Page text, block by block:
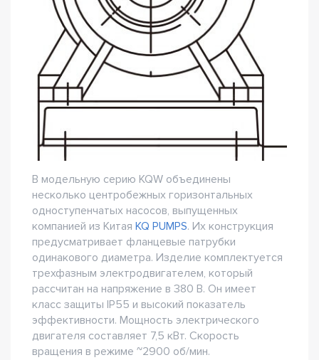
В модельную серию KQW объединены
несколько центробежных горизонтальных
одноступенчатых насосов, выпущенных
компанией из Китая KQ PUMPS. Их конструкция
предусматривает фланцевые патрубки
одинакового диаметра. Изделие комплектуется
трехфазным электродвигателем, который
рассчитан на напряжение в 380 В. Он имеет
класс защиты IP55 и высокий показатель
эффективности. Мощность электрического
двигателя составляет 7,5 кВт. Скорость
вращения в режиме ~2900 об/мин.